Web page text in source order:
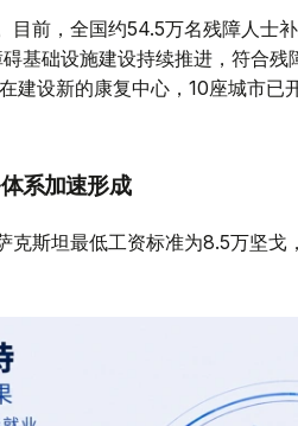
目前，全国约54.5万名残障人士
基础设施建设持续推进，符合残
建设新的康复中心，10座城市已
系加速形成
克斯坦最低工资标准为8.5万坚